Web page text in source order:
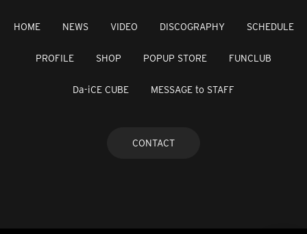
HOME NEWS VIDEO DISCOGRAPHY SCHEDULE
PROFILE SHOP POPUP STORE FUNCLUB
Da-iCE CUBE MESSAGE to STAFF
CONTACT